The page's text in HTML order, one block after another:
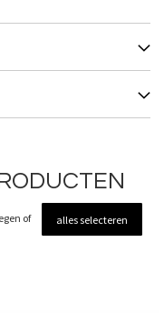
of alles selecteren